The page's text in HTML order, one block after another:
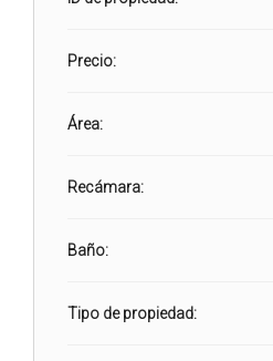
Precio:
Área:
Recámara:
Baño:
Tipo de propiedad: